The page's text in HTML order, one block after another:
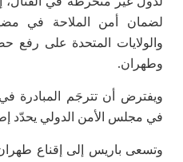
لضمان أمن الملاحة في
والولايات المتحدة على رفع
وطهران.
ويفترض أن تترجَم المبادرة
في مجلس الأمن الدولي يحدّد
وتسعى باريس إلى إقناع